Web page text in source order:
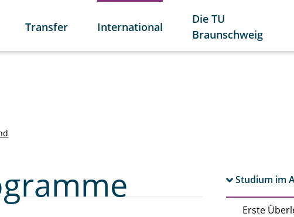
Transfer International
Die TU
Braunschweig
Studium im
Erste